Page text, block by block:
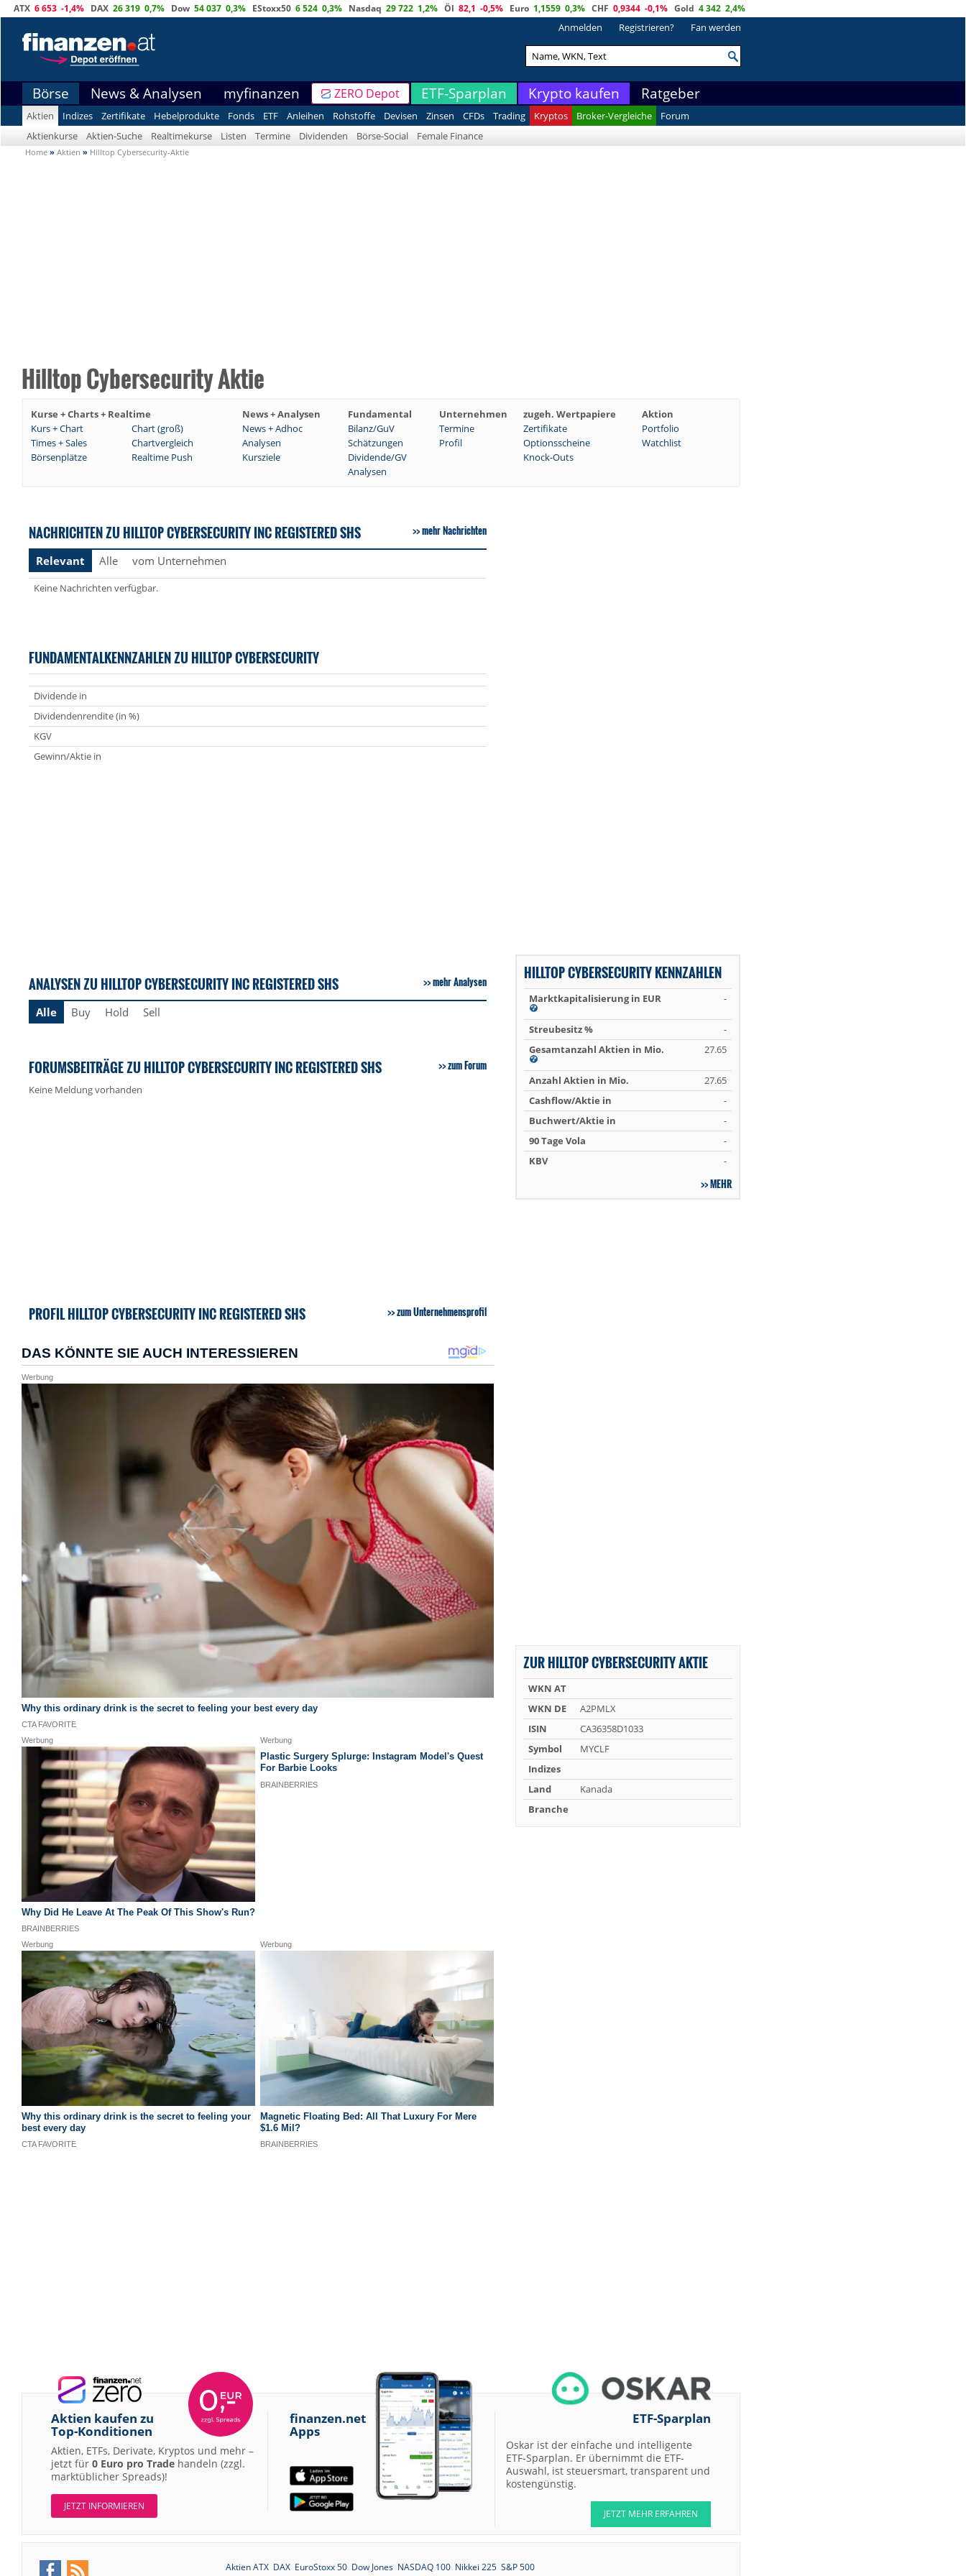
ATX 6 653 -1,4% DAX 26 319 0,7% Dow 54 037 0,3% EStoxx50 6 524 0,3% Nasdaq 29 722 1,2% Öl 82,1 -0,5% Euro 1,1559 0,3% CHF 0,9344 -0,1% Gold 4 342 2,4%
Anmelden Registrieren? Fan werden
Börse News & Analysen myfinanzen ZERO Depot ETF-Sparplan Krypto kaufen Ratgeber
Aktien Indizes Zertifikate Hebelprodukte Fonds ETF Anleihen Rohstoffe Devisen Zinsen CFDs Trading Kryptos Broker-Vergleiche
Forum
Aktienkurse
Aktien-Suche Realtimekurse Listen Termine Dividenden Börse-Social Female Finance
Home » Aktien » Hilltop Cybersecurity-Aktie
Hilltop Cybersecurity Aktie
Kurse + Charts + Realtime News + Analysen Fundamental Unternehmen zugeh. Wertpapiere
Aktion
Kurs + Chart
Chart (groß) News + Adhoc Bilanz/GuV Termine Zertifikate
Portfolio
Times + Sales
Chartvergleich Analysen Schätzungen Profil Optionsscheine
Watchlist
Börsenplätze
Realtime Push Kursziele Dividende/GV
Knock-Outs
Analysen
NACHRICHTEN ZU HILLTOP CYBERSECURITY INC REGISTERED SHS mehr Nachrichten
Relevant Alle vom Unternehmen
Keine Nachrichten verfügbar.
FUNDAMENTALKENNZAHLEN ZU HILLTOP CYBERSECURITY
Dividende in
Dividendenrendite (in %)
KGV
Gewinn/Aktie in
ANALYSEN ZU HILLTOP CYBERSECURITY INC REGISTERED SHS mehr Analysen
Alle Buy Hold Sell
FORUMSBEITRÄGE ZU HILLTOP CYBERSECURITY INC REGISTERED SHS zum Forum
Keine Meldung vorhanden
PROFIL HILLTOP CYBERSECURITY INC REGISTERED SHS zum Unternehmensprofil
HILLTOP CYBERSECURITY KENNZAHLEN
Marktkapitalisierung in EUR -
Streubesitz %
-
Gesamtanzahl Aktien in Mio.
27.65
Anzahl Aktien in Mio.
27.65
Cashflow/Aktie in
-
Buchwert/Aktie in
-
90 Tage Vola
-
KBV
-
MEHR
ZUR HILLTOP CYBERSECURITY AKTIE
WKN AT
WKN DE
A2PMLX
ISIN
CA36358D1033
Symbol
MYCLF
Indizes
Land
Kanada
Branche
Aktien kaufen zu
Top-Konditionen
Aktien, ETFs, Derivate, Kryptos und mehr –
jetzt für 0 Euro pro Trade handeln (zzgl.
marktüblicher Spreads)!
JETZT INFORMIEREN
finanzen.net
Apps
ETF-Sparplan
Oskar ist der einfache und intelligente
ETF-Sparplan. Er übernimmt die ETF-
Auswahl, ist steuersmart, transparent und
kostengünstig.
JETZT MEHR ERFAHREN
Aktien ATX DAX EuroStoxx 50 Dow Jones NASDAQ 100 Nikkei 225 S&P 500